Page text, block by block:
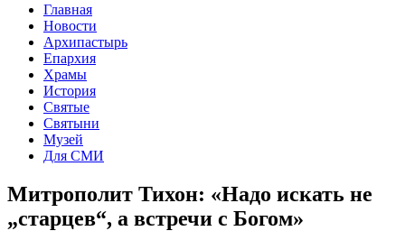
Главная
Новости
Архипастырь
Епархия
Храмы
История
Святые
Святыни
Музей
Для СМИ
Митрополит Тихон: «Надо искать не
„старцев“, а встречи с Богом»